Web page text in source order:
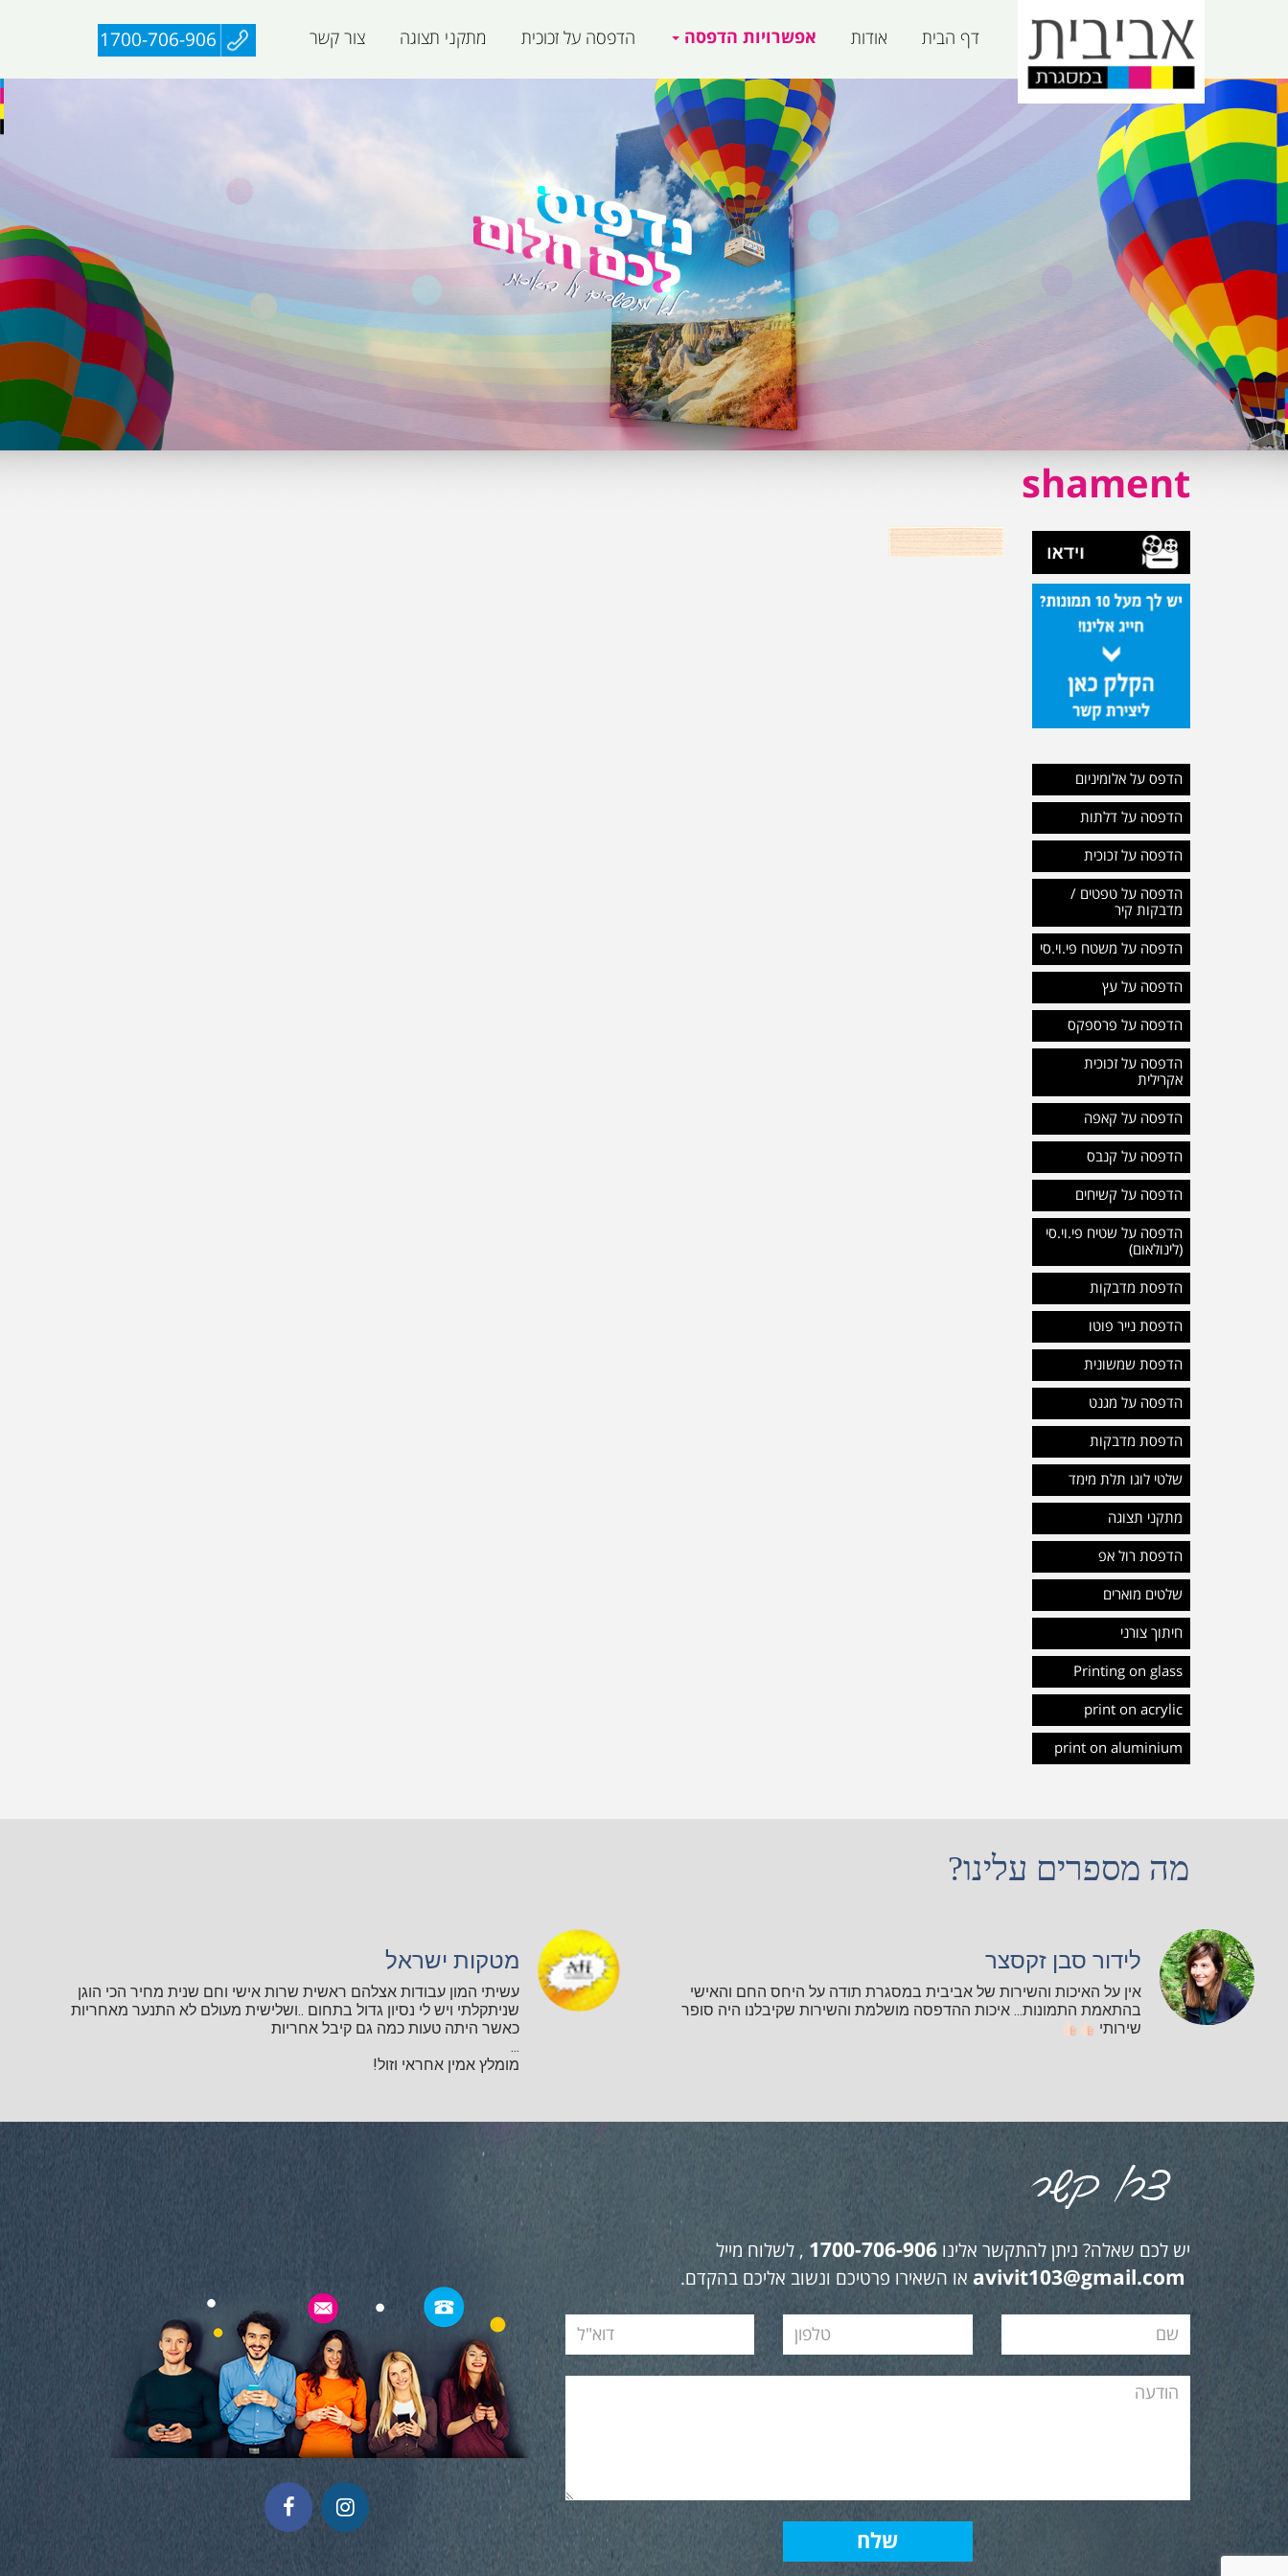
1700-706-906 דף הבית אודות אפשרויות הדפסה הדפסה על זכוכית מתקני תצוגה צור קשר
shament
הדפס על אלומיניום
הדפסה על דלתות
הדפסה על זכוכית
הדפסה על טפטים /
מדבקות קיר
הדפסה על משטח פי.וי.סי
הדפסה על עץ
הדפסה על פרספקס
הדפסה על זכוכית
אקרילית
הדפסה על קאפה
הדפסה על קנבס
הדפסה על קשיחים
הדפסה על שטיח פי.וי.סי
(לינולאום)
הדפסת מדבקות
הדפסת נייר פוטו
הדפסת שמשונית
הדפסה על מגנט
הדפסת מדבקות
שלטי לוגו תלת מימד
מתקני תצוגה
הדפסת רול אפ
שלטים מוארים
חיתוך צורני
Printing on glass
print on acrylic
print on aluminium
מה מספרים עלינו?
לידור סבן זקסצר
אין על האיכות והשירות של אביבית במסגרת תודה על היחס החם והאישי
בהתאמת התמונות... איכות ההדפסה מושלמת והשירות שקיבלנו היה סופר
שירותי
מטקות ישראל
עשיתי המון עבודות אצלהם ראשית שרות אישי וחם שנית מחיר הכי הוגן
שניתקלתי ויש לי נסיון גדול בתחום ..ושלישית מעולם לא התנער מאחריות
כאשר היתה טעות כמה גם קיבל אחריות
...
מומלץ אמין אחראי וזול!
יש לכם שאלה? ניתן להתקשר אלינו 1700-706-906 , לשלוח מייל
avivit103@gmail.com או השאירו פרטיכם ונשוב אליכם בהקדם.